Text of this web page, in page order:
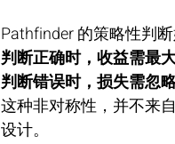
Pathfinder 的策略性判
判断正确时，收益需最
判断错误时，损失需忽略
这种非对称性，并不来
设计。